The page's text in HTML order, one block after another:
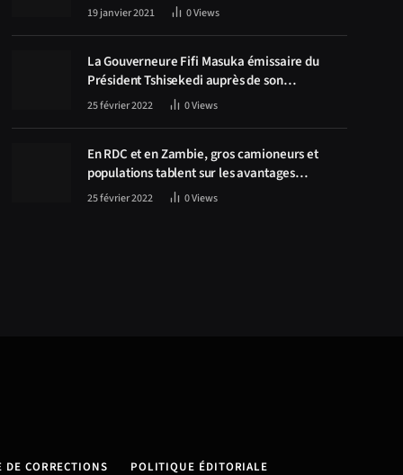
19 janvier 2021 0Views
La Gouverneure Fifi Masuka émissaire du
Président Tshisekedi auprès de son
homologue Zambien Hichilema, la
25 février 2022 0Views
En RDC et en Zambie, gros camioneurs et
populations tablent sur les avantages
économiques de la route Kolwezi-Solwezi
25 février 2022 0Views
CORRECTIONS POLITIQUE ÉDITORIALE